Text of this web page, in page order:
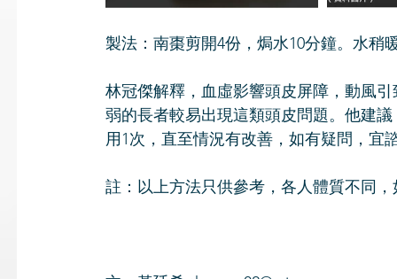
製法：南棗剪開4份，焗水10分鐘。水稍
林冠傑解釋，血虛影響頭皮屏障，動風
弱的長者較易出現這類頭皮問題。他建
用1次，直至情況有改善，如有疑問，宜
註：以上方法只供參考，各人體質不同